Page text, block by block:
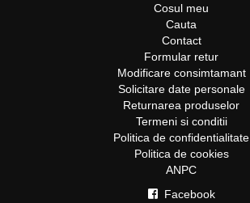
Cosul meu
Cauta
Contact
Formular retur
Modificare consimtamant
Solicitare date personale
Returnarea produselor
Termeni si conditii
Politica de confidentialitate
Politica de cookies
ANPC
Facebook